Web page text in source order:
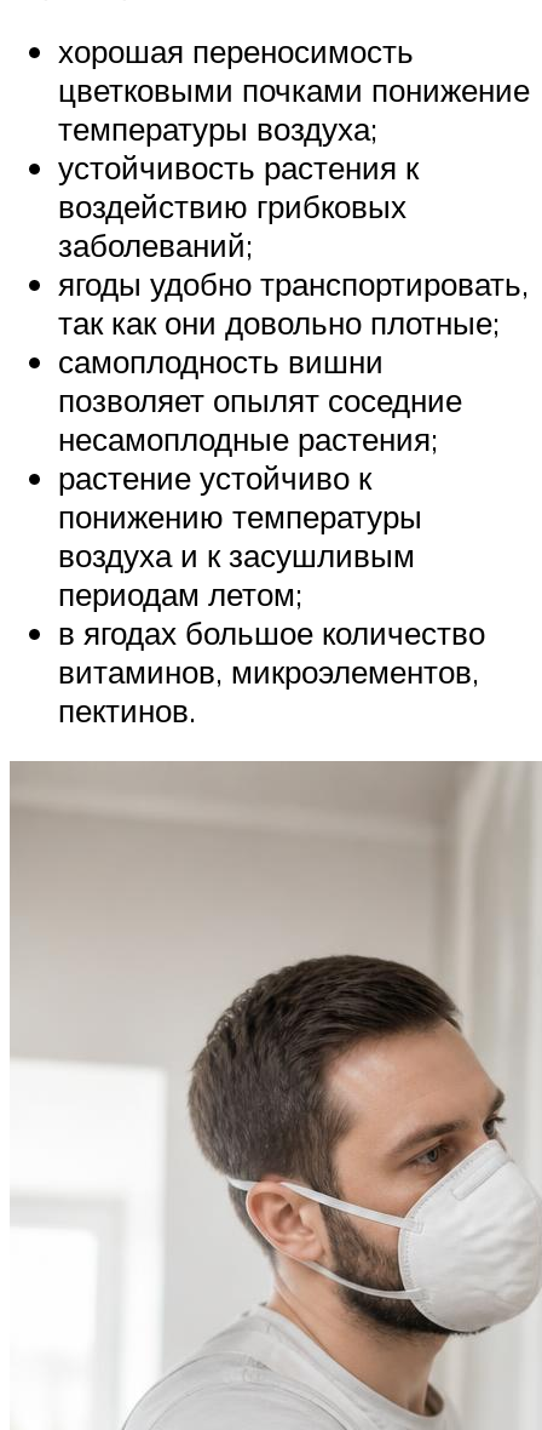
хорошая переносимость
цветковыми почками понижение
температуры воздуха;
устойчивость растения к
воздействию грибковых
заболеваний;
ягоды удобно транспортировать,
так как они довольно плотные;
самоплодность вишни
позволяет опылят соседние
несамоплодные растения;
растение устойчиво к
понижению температуры
воздуха и к засушливым
периодам летом;
в ягодах большое количество
витаминов, микроэлементов,
пектинов.